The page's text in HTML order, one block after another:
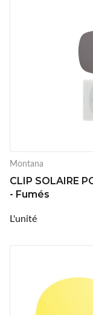
Montana
CLIP SOLAIRE
- Fumés
L'unité